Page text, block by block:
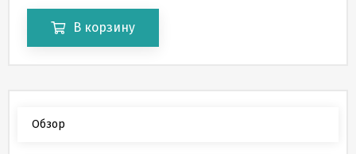
В корзину
Обзор